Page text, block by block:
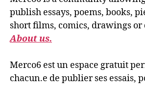
publish essays, poems, books,
short films, comics, drawings
About us.
Merco6 est un espace gratuit
chacun.e de publier ses essais,